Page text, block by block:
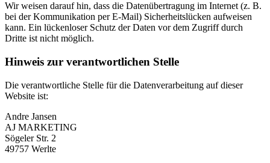
Wir weisen darauf hin, dass die Datenübertragung im Internet (z. B.
bei der Kommunikation per E-Mail) Sicherheitslücken aufweisen
kann. Ein lückenloser Schutz der Daten vor dem Zugriff durch
Dritte ist nicht möglich.
Hinweis zur verantwortlichen Stelle
Die verantwortliche Stelle für die Datenverarbeitung auf dieser
Website ist:
Andre Jansen
AJ MARKETING
Sögeler Str. 2
49757 Werlte